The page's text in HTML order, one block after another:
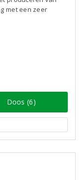
met een zeer
Doos (6)